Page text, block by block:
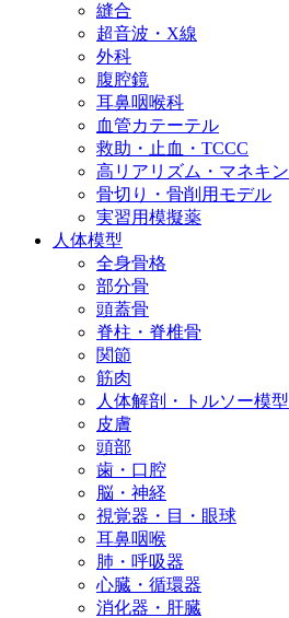
縫合
超音波・X線
外科
腹腔鏡
耳鼻咽喉科
血管カテーテル
救助・止血・TCCC
高リアリズム・マネキン
骨切り・骨削用モデル
実習用模擬薬
人体模型
全身骨格
部分骨
頭蓋骨
脊柱・脊椎骨
関節
筋肉
人体解剖・トルソー模型
皮膚
頭部
歯・口腔
脳・神経
視覚器・目・眼球
耳鼻咽喉
肺・呼吸器
心臓・循環器
消化器・肝臓